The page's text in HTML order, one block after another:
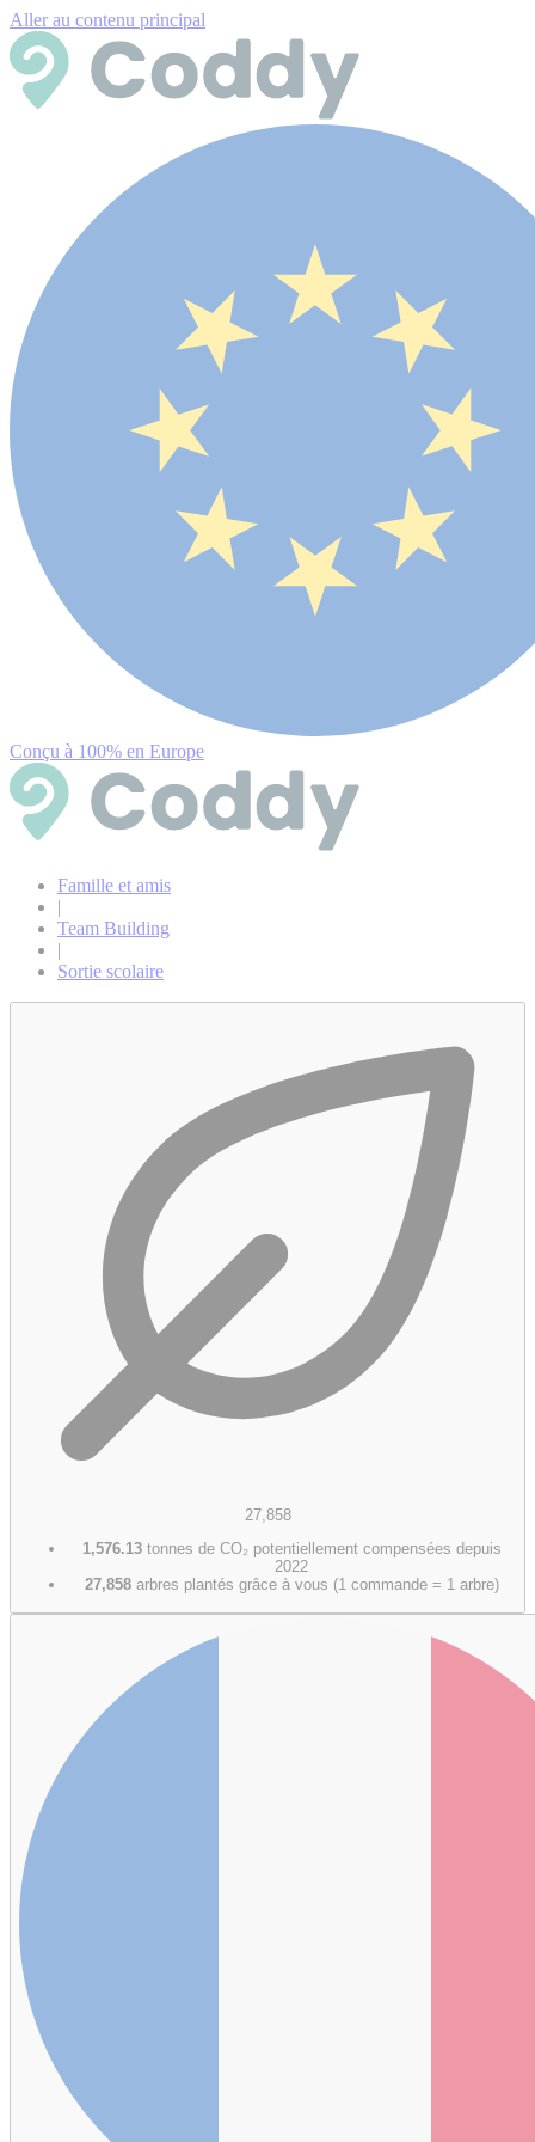
Aller au contenu principal
Conçu à 100% en Europe
Famille et amis
|
Team Building
|
Sortie scolaire
27,858
1,576.13tonnes de CO₂ potentiellement compensées depuis
2022
27,858 arbres plantés grâce à vous (1 commande = 1 arbre)